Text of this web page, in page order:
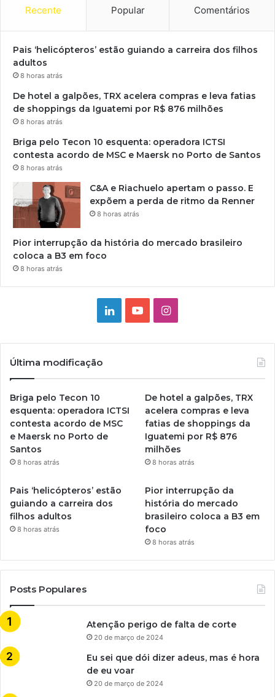
Recente Popular Comentários
Pais ‘helicópteros’ estão guiando a carreira dos filhos
adultos
8 horas atrás
De hotel a galpões, TRX acelera compras e leva fatias
de shoppings da Iguatemi por R$ 876 milhões
8 horas atrás
Briga pelo Tecon 10 esquenta: operadora ICTSI
contesta acordo de MSC e Maersk no Porto de Santos
8 horas atrás
C&A e Riachuelo apertam o passo. E
expõem a perda de ritmo da Renner
8 horas atrás
Pior interrupção da história do mercado brasileiro
coloca a B3 em foco
8 horas atrás
LinkedinYouTubeInstagram
Última modificação
Briga pelo Tecon 10
esquenta: operadora ICTSI
contesta acordo de MSC
e Maersk no Porto de
Santos
8 horas atrás
De hotel a galpões, TRX
acelera compras e leva
fatias de shoppings da
Iguatemi por R$ 876
milhões
8 horas atrás
Pais ‘helicópteros’ estão
guiando a carreira dos
filhos adultos
8 horas atrás
Pior interrupção da
história do mercado
brasileiro coloca a B3 em
foco
8 horas atrás
Posts Populares
Atenção perigo de falta de corte
20 de março de 2024
Eu sei que dói dizer adeus, mas é hora
de eu voar
20 de março de 2024